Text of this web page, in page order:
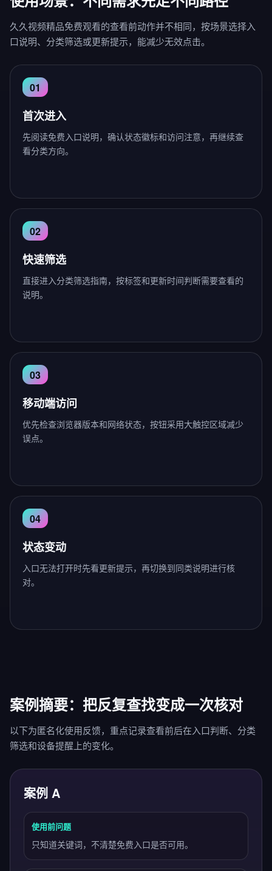
久久视频精品免费观看的查看前动作并不相同，按场景选择入
口说明、分类筛选或更新提示，能减少无效点击。
首次进入
先阅读免费入口说明，确认状态徽标和访问注意，再继续查
看分类方向。
快速筛选
直接进入分类筛选指南，按标签和更新时间判断需要查看的
说明。
移动端访问
优先检查浏览器版本和网络状态，按钮采用大触控区域减少
误点。
状态变动
入口无法打开时先看更新提示，再切换到同类说明进行核
对。
案例摘要：把反复查找变成一次核对
以下为匿名化使用反馈，重点记录查看前后在入口判断、分类
筛选和设备提醒上的变化。
案例 A
使用前问题
只知道关键词，不清楚免费入口是否可用。